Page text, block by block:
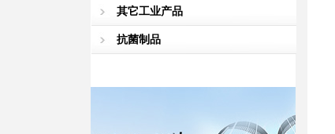
其它工业产品
抗菌制品